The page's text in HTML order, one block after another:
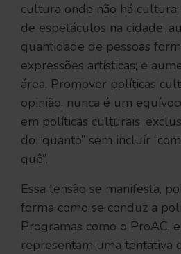
cultura onde não há
de espetáculos na cidade;
quantidade de pessoas
expressões artísticas; e
área. Promover políticas
opinião, nunca é um
em políticas culturais,
do “quanto” sem incluir
quê”.
Essa tensão se manifesta,
forma como se conduz a
Programas como o ProAC,
representam uma tentativa